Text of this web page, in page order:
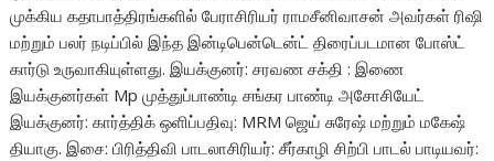
முக்கிய கதாபாத்திரங்களில் பேராசிரியர் ராமசீனிவாசன் அவர்கள் ரிஷி
மற்றும் பலர் நடிப்பில் இந்த இன்டிபென்டென்ட் திரைப்படமான போஸ்ட்
கார்டு உருவாகியுள்ளது. இயக்குனர்: சரவண சக்தி : இணை
இயக்குனர்கள் Mp முத்துப்பாண்டி சங்கர பாண்டி அசோசியேட்
இயக்குனர்: கார்த்திக் ஒளிப்பதிவு: MRM ஜெய் சுரேஷ் மற்றும் மகேஷ்
தியாகு. இசை: பிரித்திவி பாடலாசிரியர்: சீர்காழி சிற்பி பாடல் பாடியவர்: